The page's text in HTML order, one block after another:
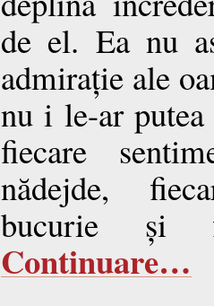
de el. Ea nu
admirație ale
nu i le-ar
fiecare
nădejde,
bucurie și
Continuare…